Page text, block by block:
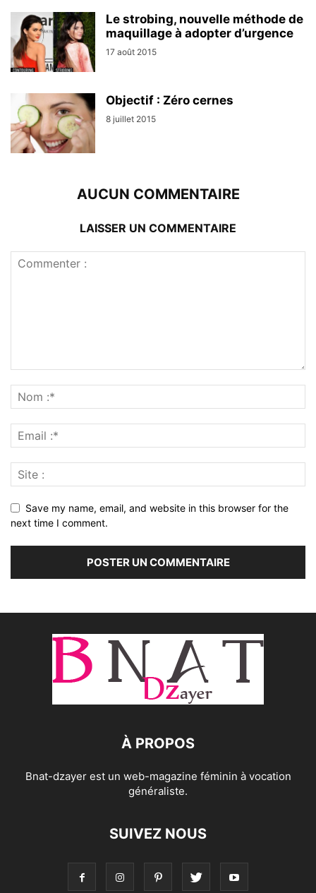
Le strobing, nouvelle méthode de
maquillage à adopter d’urgence
17 août 2015
Objectif : Zéro cernes
8 juillet 2015
AUCUN COMMENTAIRE
LAISSER UN COMMENTAIRE
Save my name, email, and website in this browser for the
next time I comment.
À PROPOS
Bnat-dzayer est un web-magazine féminin à vocation
généraliste.
SUIVEZ NOUS